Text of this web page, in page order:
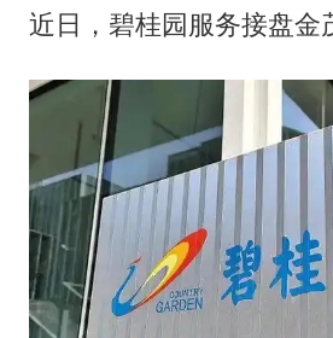
黄金创今
《给阿嬷
多个明星
万岁山接
近日，碧桂园服务接盘金